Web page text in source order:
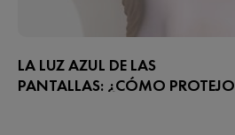
LA LUZ AZUL DE LAS
PANTALLAS: ¿CÓMO PROTEJO